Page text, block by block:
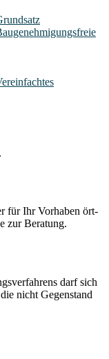
für Ihr Vorhaben ört-
zur Beratung.
darf sich
nicht Gegenstand